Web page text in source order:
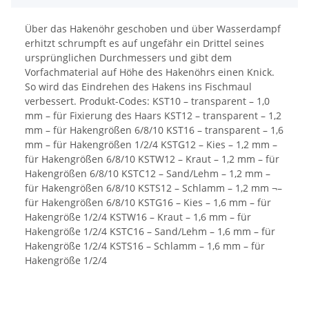
Über das Hakenöhr geschoben und über Wasserdampf
erhitzt schrumpft es auf ungefähr ein Drittel seines
ursprünglichen Durchmessers und gibt dem
Vorfachmaterial auf Höhe des Hakenöhrs einen Knick.
So wird das Eindrehen des Hakens ins Fischmaul
verbessert. Produkt-Codes: KST10 – transparent – 1,0
mm – für Fixierung des Haars KST12 – transparent – 1,2
mm – für Hakengrößen 6/8/10 KST16 – transparent – 1,6
mm – für Hakengrößen 1/2/4 KSTG12 – Kies – 1,2 mm –
für Hakengrößen 6/8/10 KSTW12 – Kraut – 1,2 mm – für
Hakengrößen 6/8/10 KSTC12 – Sand/Lehm – 1,2 mm –
für Hakengrößen 6/8/10 KSTS12 – Schlamm – 1,2 mm ¬–
für Hakengrößen 6/8/10 KSTG16 – Kies – 1,6 mm – für
Hakengröße 1/2/4 KSTW16 – Kraut – 1,6 mm – für
Hakengröße 1/2/4 KSTC16 – Sand/Lehm – 1,6 mm – für
Hakengröße 1/2/4 KSTS16 – Schlamm – 1,6 mm – für
Hakengröße 1/2/4